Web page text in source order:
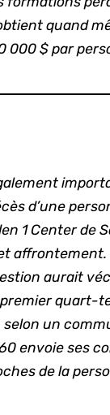
quand
000 $ par
d’une
1 Center de
affrontement.
aurait
quart-
un
envoie ses
de la